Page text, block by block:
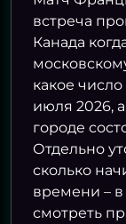
МЕКСИКА
АНГЛИЯ
ДР
встреча
Канада
какое
июля 2026,
городе
Отдельно
сколько
времени – в
смотреть